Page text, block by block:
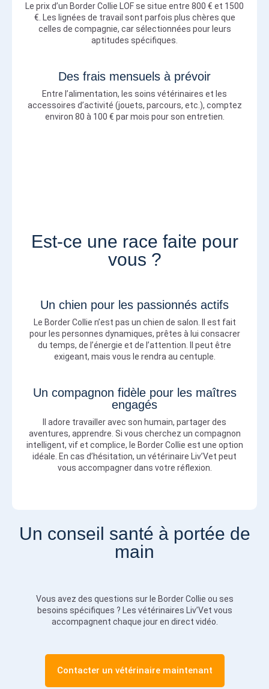
Le prix d’un Border Collie LOF se situe entre 800 € et 1500
€. Les lignées de travail sont parfois plus chères que
celles de compagnie, car sélectionnées pour leurs
aptitudes spécifiques.
Des frais mensuels à prévoir
Entre l’alimentation, les soins vétérinaires et les
accessoires d’activité (jouets, parcours, etc.), comptez
environ 80 à 100 € par mois pour son entretien.
Est-ce une race faite pour
vous ?
Un chien pour les passionnés actifs
Le Border Collie n’est pas un chien de salon. Il est fait
pour les personnes dynamiques, prêtes à lui consacrer
du temps, de l’énergie et de l’attention. Il peut être
exigeant, mais vous le rendra au centuple.
Un compagnon fidèle pour les maîtres
engagés
Il adore travailler avec son humain, partager des
aventures, apprendre. Si vous cherchez un compagnon
intelligent, vif et complice, le Border Collie est une option
idéale. En cas d’hésitation, un vétérinaire Liv’Vet peut
vous accompagner dans votre réflexion.
Un conseil santé à portée de
main
Vous avez des questions sur le Border Collie ou ses
besoins spécifiques ? Les vétérinaires Liv’Vet vous
accompagnent chaque jour en direct vidéo.
Contacter un vétérinaire maintenant